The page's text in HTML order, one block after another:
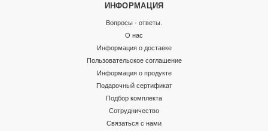
ИНФОРМАЦИЯ
Вопросы - ответы.
О нас
Информация о доставке
Пользовательское соглашение
Информация о продукте
Подарочный сертификат
Подбор комплекта
Сотрудничество
Связаться с нами